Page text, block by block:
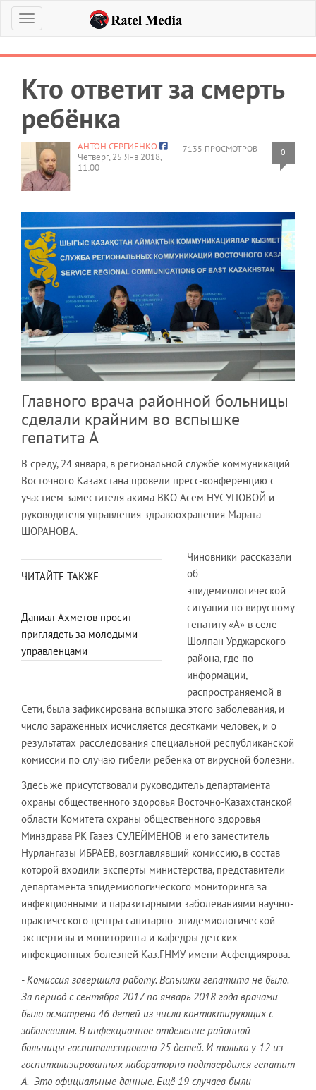
Меню
Кто ответит за смерть
ребёнка
7135 ПРОСМОТРОВ 0
АНТОН СЕРГИЕНКО
Четверг, 25 Янв 2018,
11:00
Главного врача районной больницы
сделали крайним во вспышке
гепатита А
В среду, 24 января, в региональной службе коммуникаций
Восточного Казахстана провели пресс-конференцию с
участием заместителя акима ВКО Асем НУСУПОВОЙ и
руководителя управления здравоохранения Марата
ШОРАНОВА.
ЧИТАЙТЕ ТАКЖЕ
Даниал Ахметов просит
приглядеть за молодыми
управленцами
Чиновники рассказали
об
эпидемиологической
ситуации по вирусному
гепатиту «А» в селе
Шолпан Урджарского
района, где по
информации,
распространяемой в
Сети, была зафиксирована вспышка этого заболевания, и
число заражённых исчисляется десятками человек, и о
результатах расследования специальной республиканской
комиссии по случаю гибели ребёнка от вирусной болезни.
Здесь же присутствовали руководитель департамента
охраны общественного здоровья Восточно-Казахстанской
области Комитета охраны общественного здоровья
Минздрава РК Газез СУЛЕЙМЕНОВ и его заместитель
Нурлангазы ИБРАЕВ, возглавлявший комиссию, в состав
которой входили эксперты министерства, представители
департамента эпидемиологического мониторинга за
инфекционными и паразитарными заболеваниями научно-
практического центра санитарно-эпидемиологической
экспертизы и мониторинга и кафедры детских
инфекционных болезней Каз.ГНМУ имени Асфендиярова.
- Комиссия завершила работу. Вспышки гепатита не было.
За период с сентября 2017 по январь 2018 года врачами
было осмотрено 46 детей из числа контактирующих с
заболевшим. В инфекционное отделение районной
больницы госпитализировано 25 детей. И только у 12 из
госпитализированных лабораторно подтвердился гепатит
А. Это официальные данные. Ещё 19 случаев были